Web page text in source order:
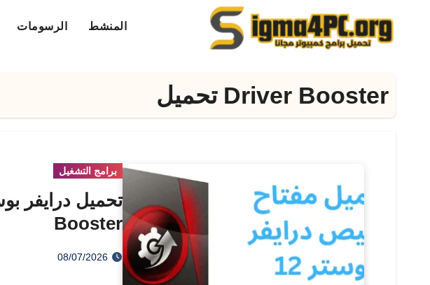
المنشط الرسومات
Driver Booster تحميل
برامج التشغيل
Booster
08/07/2026